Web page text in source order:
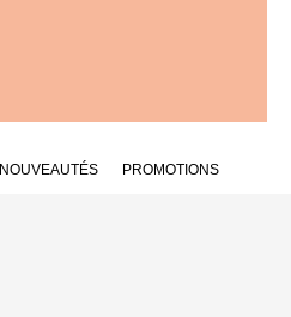
NOUVEAUTÉS PROMOTIONS